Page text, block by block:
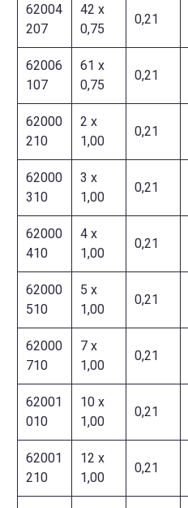
62004
207
42 x
0,75
0,21
62006
107
61 x
0,75
0,21
62000
210
2 x
1,00
0,21
62000
310
3 x
1,00
0,21
62000
410
4 x
1,00
0,21
62000
510
5 x
1,00
0,21
62000
710
7 x
1,00
0,21
62001
010
10 x
1,00
0,21
62001
210
12 x
1,00
0,21